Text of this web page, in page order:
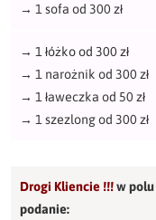
→ 1 sofa od 300 zł
→ 1 łóżko od 300 zł
→ 1 narożnik od 300 zł
→ 1 ławeczka od 50 zł
→ 1 szezlong od 300 zł
Drogi Kliencie !!!w polu
podanie: